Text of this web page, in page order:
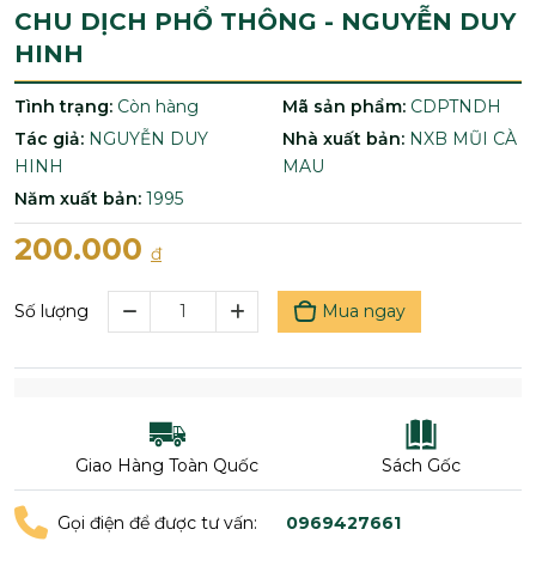
CHU DỊCH PHỔ THÔNG - NGUYỄN DUY
HINH
Tình trạng: Còn hàng Mã sản phẩm: CDPTNDH
Tác giả: NGUYỄN DUY
HINH
Nhà xuất bản: NXB MŨI CÀ
MAU
Năm xuất bản: 1995
200.000 đ
Số lượng Mua ngay
Giao Hàng Toàn Quốc Sách Gốc
Gọi điện để được tư vấn: 0969427661